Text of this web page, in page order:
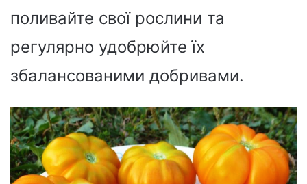
поливайте свої рослини та
регулярно удобрюйте їх
збалансованими добривами.